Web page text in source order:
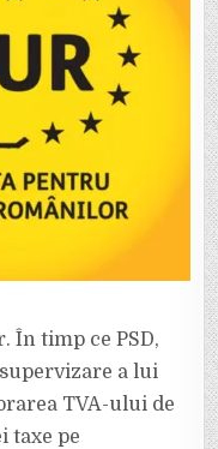
ROMÂNIEI:
300
DE
PARLAMENTARI,
REDUCEREA
CHELTUIELILOR
BUGETARE
CU
SOLIDARITATE
APLICATĂ
În timp ce PSD,
supervizare a lui
TVA-ului de
taxe pe